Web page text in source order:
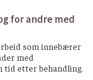
laget av
brie,
men sauser og
er trygt å
for andre med
som innebærer
med
tid etter behandling.